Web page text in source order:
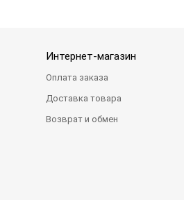
Интернет-магазин
Оплата заказа
Доставка товара
Возврат и обмен